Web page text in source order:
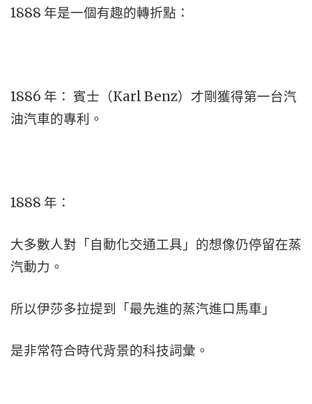
1888 年是一個有趣的轉折點：
1886 年： 賓士（Karl Benz）才剛獲得第一台汽
油汽車的專利。
1888 年：
大多數人對「自動化交通工具」的想像仍停留在蒸
汽動力。
所以伊莎多拉提到「最先進的蒸汽進口馬車」
是非常符合時代背景的科技詞彙。